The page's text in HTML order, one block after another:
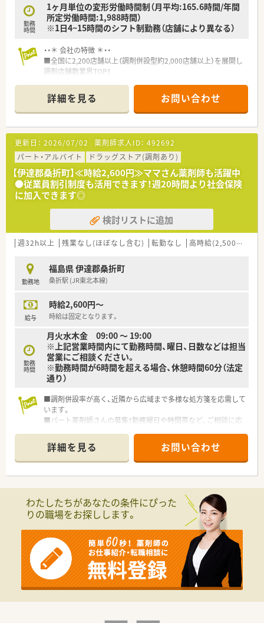
勤務
時間
1ヶ月単位の変形労働時間制（月平均:165.6時間/年間
所定労働時間:1,988時間）
※1日4~15時間のシフト制勤務（店舗により異なる）
・・＊ 会社の特徴 ＊・・
■全国に2,200店舗以上（調剤併設型約2,000店舗以上）を展開し
調剤店舗数業界TOP！
頑張り次第で高給与も可能！
■経験や勤務コースによりますが、経験の少ない方でも500万前
半スタートと業界TOP水準！
■職種や職域に合わせ、豊富な社内研修や外部組織と連携した研
修を用意されています
■薬剤師が中心の会社だからこそ活躍できるキャリアパスが多
種多様に用意されています。
■店舗拡大に伴い、エリアマネジャーや営業部長等のマネジメン
トのポジションも増えます。
■在宅や教育等の専門性を活かせるスペシャリストを目指すこ
とも可能です。
■その他にも、管理部門や商品部門等の本社スタッフなど活動領
域は多種多様です。
■在宅実施店舗は年々増加しており、在宅医療へもしっかりと関
わる事ができます。
時短勤務ができるよう変更予定です。
■年間休日が120日とワークライフバランスが整っています
■日用品から常備薬まで、従業員割引制度など嬉しいメリットも
詳細を見る お問い合わせ
更新日： 2026/07/02 薬剤師求人ID： 492692
パート・アルバイト
ドラッグストア(調剤あり)
【伊達郡桑折町】≪時給2,600円≫ママさん薬剤師も活躍中
●従業員割引制度も活用できます！週20時間より社会保険
に加入できます◎
検討リストに追加
週32h以上 残業なし(ほぼなし含む) 転勤なし 高時給(2,500円以上)
勤務地
福島県 伊達郡桑折町
桑折駅 (JR東北本線)
給与
時給2,600円～
時給は固定となります。
勤務
時間
月火水木金 09:00 ～ 19:00
※上記営業時間内にて勤務時間、曜日、日数などは担当
営業にご相談ください。
※勤務時間が6時間を超える場合、休憩時間60分（法定
通り）
■調剤併設率が高く、近隣から広域まで多様な処方箋を応需して
います。
■パート薬剤師さんの募集！勤務曜日や時間帯など、ご相談に応
■患者様を温かく迎え、信頼をいただける薬局作りを大切にして
います。
■面受けで薬剤師としての腕を磨けます。常時複数薬剤師の体
制で安心です。
■全方面で地域医療に貢献したい、そんな方にお勧めの企業で
す。
詳細を見る お問い合わせ
わたしたちがあなたの条件にぴった
りの職場をお探しします。